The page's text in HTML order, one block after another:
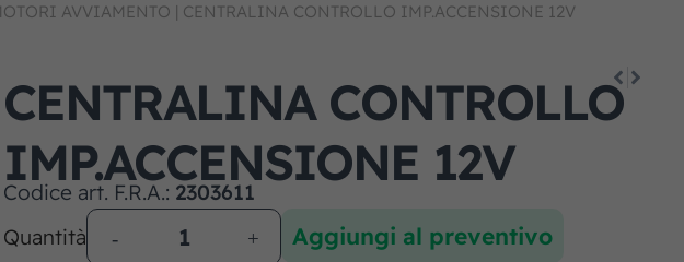
AVVIAMENTO | CENTRALINA CONTROLLO IMP.ACCENSIONE 12V
CENTRALINA CONTROLLO
IMP.ACCENSIONE 12V
Codice art. F.R.A.: 2303611
Quantità
Aggiungi al preventivo